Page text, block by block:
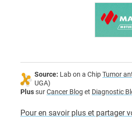
Source: Lab on a ChipTumor
UGA)
PlussurCancer Blog et Diagnostic
Pour en savoir plus et partager